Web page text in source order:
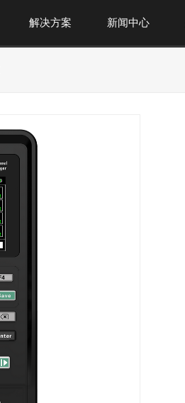
新闻中心
解决方案